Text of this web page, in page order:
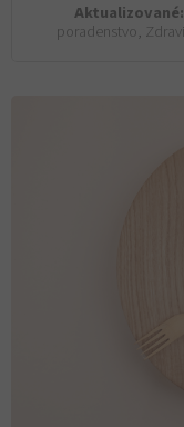
Aktualizované:
poradenstvo,